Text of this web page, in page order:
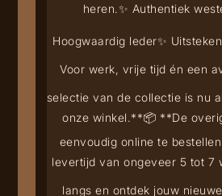
heren.✨ Authentiek
Hoogwaardig leder✨
Voor werk, vrije tijd én een
selectie van de collectie is nu
onze winkel.**📦 **De
eenvoudig online te
levertijd van ongeveer 5 tot 7
langs en ontdek jouw